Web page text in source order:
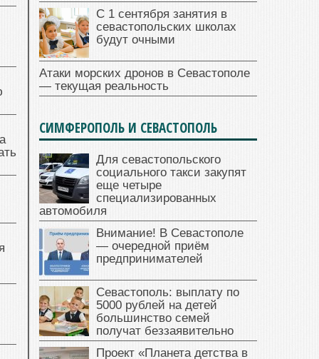
С 1 сентября занятия в
севастопольских школах
будут очными
Атаки морских дронов в Севастополе
— текущая реальность
СИМФЕРОПОЛЬ И СЕВАСТОПОЛЬ
Для севастопольского
социального такси закупят
еще четыре
специализированных
автомобиля
Внимание! В Севастополе
— очередной приём
предпринимателей
Севастополь: выплату по
5000 рублей на детей
большинство семей
получат беззаявительно
Проект «Планета детства в